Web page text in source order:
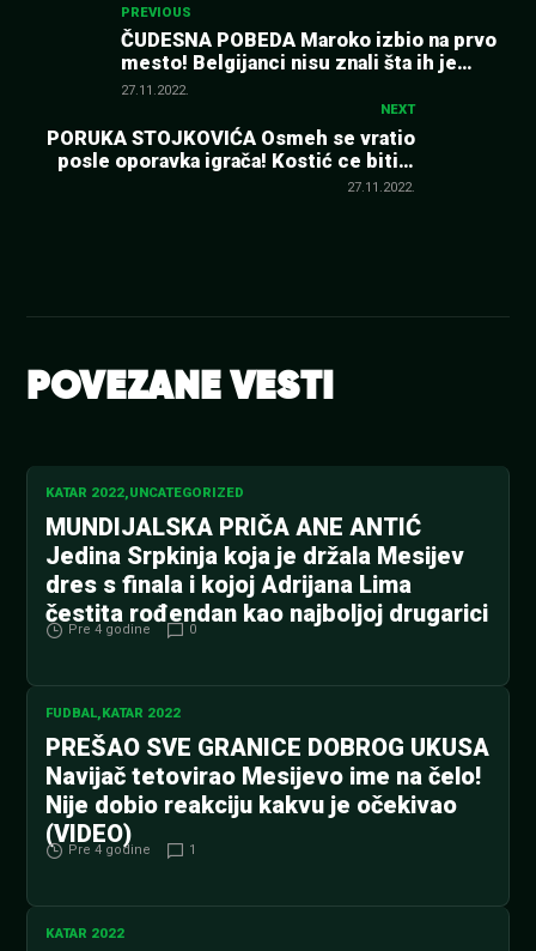
Kretanje
članka
PREVIOUS
ČUDESNA POBEDA Maroko izbio na prvo
mesto! Belgijanci nisu znali šta ih je
snašlo (VIDEO)
27.11.2022.
NEXT
PORUKA STOJKOVIĆA Osmeh se vratio
posle oporavka igrača! Kostić ce biti u
timu
27.11.2022.
POVEZANE VESTI
KATAR 2022,UNCATEGORIZED
MUNDIJALSKA PRIČA ANE ANTIĆ
Jedina Srpkinja koja je držala Mesijev
dres s finala i kojoj Adrijana Lima
čestita rođendan kao najboljoj drugarici
Pre 4 godine 0
FUDBAL,KATAR 2022
PREŠAO SVE GRANICE DOBROG UKUSA
Navijač tetovirao Mesijevo ime na čelo!
Nije dobio reakciju kakvu je očekivao
(VIDEO)
Pre 4 godine 1
KATAR 2022